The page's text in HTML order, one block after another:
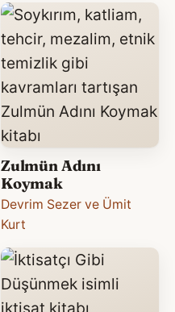
Zulmün Adını
Koymak
Devrim Sezer ve Ümit
Kurt